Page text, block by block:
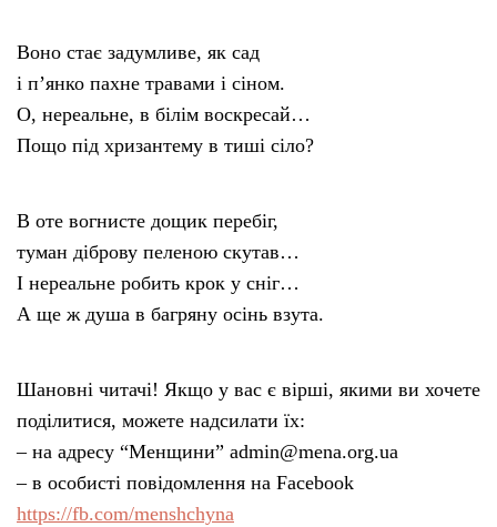
Воно стає задумливе, як сад
і п’янко пахне травами і сіном.
О, нереальне, в білім воскресай…
Пощо під хризантему в тиші сіло?
В оте вогнисте дощик перебіг,
туман діброву пеленою скутав…
І нереальне робить крок у сніг…
А ще ж душа в багряну осінь взута.
Шановні читачі! Якщо у вас є вірші, якими ви хочете
поділитися, можете надсилати їх:
– на адресу “Менщини” admin@mena.org.ua
– в особисті повідомлення на Facebook
https://fb.com/menshchyna